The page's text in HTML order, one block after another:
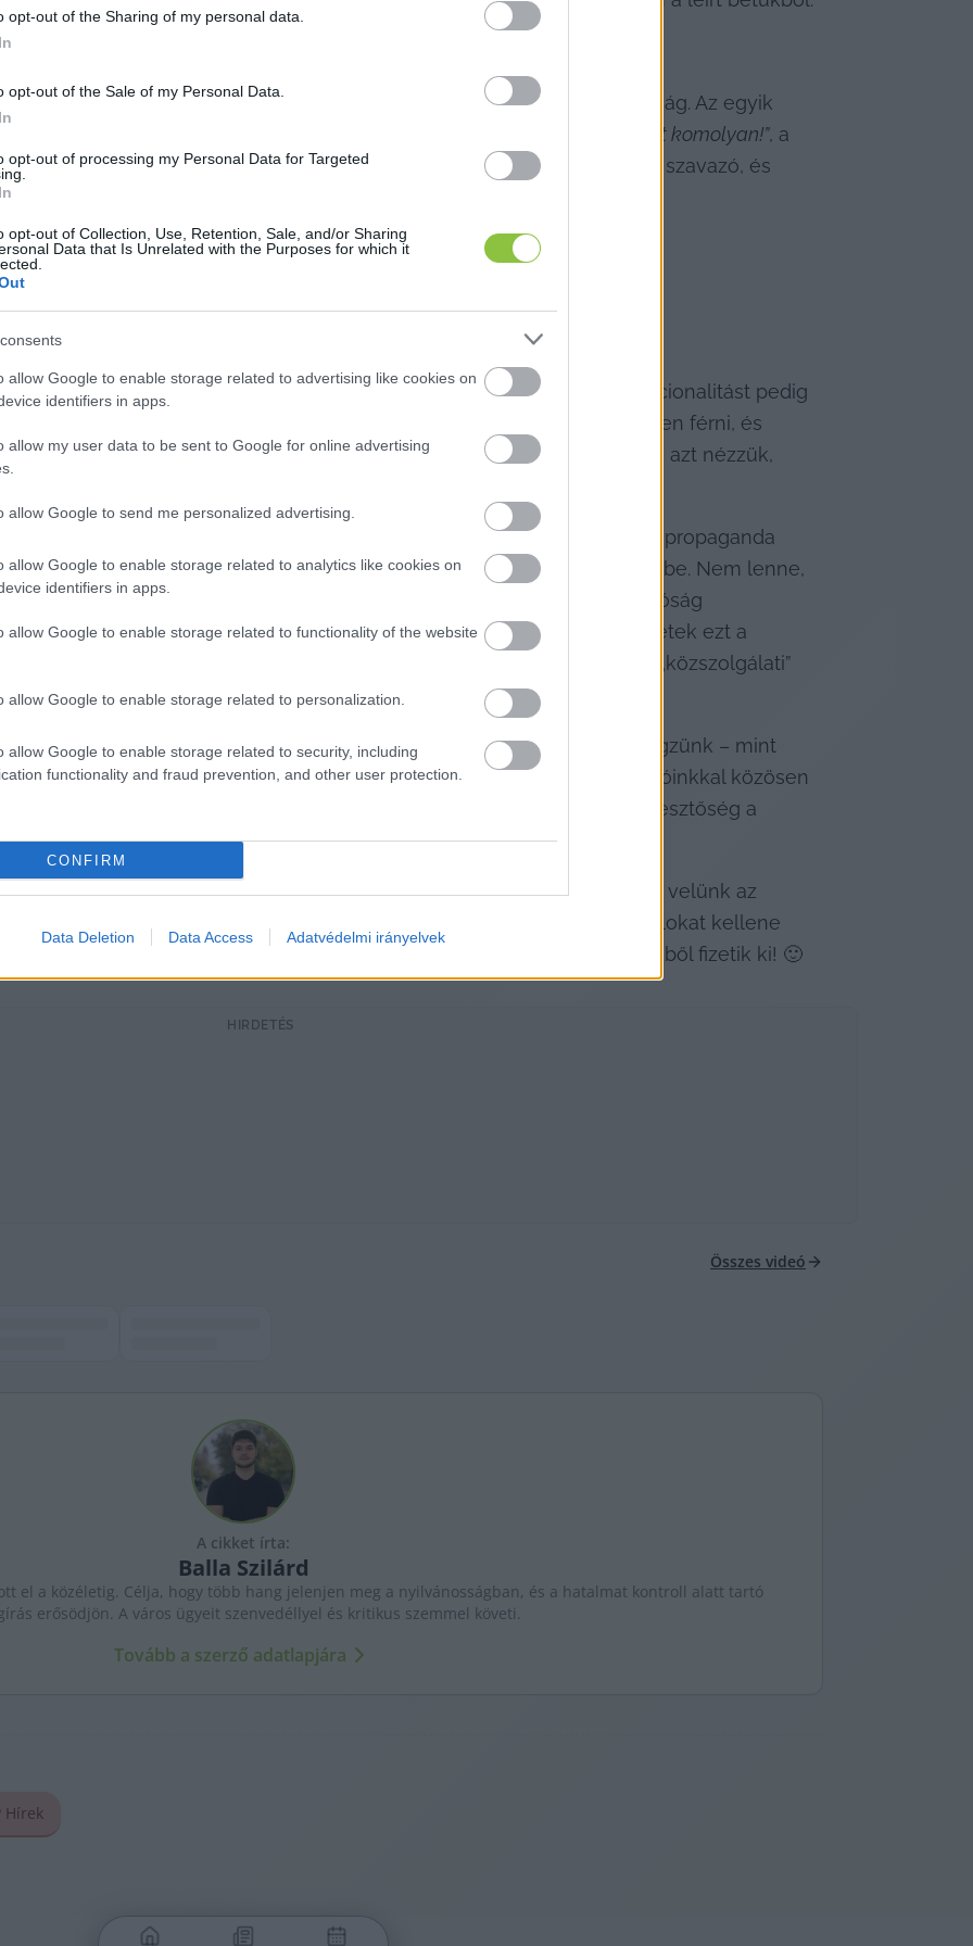
opt-out of the Sharing of my personal data.
opt-out of the Sale of my Personal Data.
opt-out of processing my Personal Data for Targeted
opt-out of Collection, Use, Retention, Sale, and/or Sharing
Data that Is Unrelated with the Purposes for which it
allow Google to enable storage related to advertising like cookies on
identifiers in apps.
allow my user data to be sent to Google for online advertising
allow Google to send me personalized advertising.
allow Google to enable storage related to analytics like cookies on
identifiers in apps.
allow Google to enable storage related to functionality of the website
allow Google to enable storage related to personalization.
allow Google to enable storage related to security, including
functionality and fraud prevention, and other user protection.
CONFIRM
Data Deletion Data Access Adatvédelmi irányelvek
lettek tolva, hogy tényleg két igazságra szakadt a nyilvánosság. Az egyik
volt, vége! MP most már tényleg megbukott, eldőlt a választás, de most komolyan!”, a
szerint kétharmados Tisza-kormány jöhet”
. Majd ott áll a bizonytalan szavazó, és
kedvez ennél jobban, hiszen a tényeket felváltják az érzelmek, a racionalitást pedig
törekszünk, hogy a közérdekű információkhoz mindig hozzá lehessen férni, és
Nem nézzük azt, hogy melyik politikai erőnek mi az érdeke: mi mindig azt nézzük,
ha nem lenne szabad sajtó. Azt kellene néznünk, hogy a kormánypropaganda
lenne ennyire nyilvánvaló, ugyanis az igazságról senki sem számolna be. Nem lenne,
az uralkodó párt narratívája. Azt hittem, hogy az alternatív valóság
a hatalomnak, de tévedtem. A legjobb teszt, hogy a bőrötökön érezzétek ezt a
bekapcsoljátok az RTL híradóját, rögtön utána pedig megnézitek a „közszolgálati”
forrása, ha az olvasóink fizetnek azért a munkáért, amit elvégzünk – mint
Az előfizetői/támogatói rendszer végleges kialakítását az olvasóinkkal közösen
hozzájárulhatsz a KecsUP működéséhez, ahhoz, hogy a szerkesztőség a
tájékoztatást!
Kecskeméten is felül kell kerekedniük az érzelmeken, kérlek, tarts velünk az
akarok fenyegetni, de ha mi nem lennénk, többek között olyan portálokat kellene
sértik meg a választási törvényt, majd a büntetést is a Te pénzedből fizetik ki! 🙂
HIRDETÉS
Összes videó
A cikket írta:
Balla Szilárd
el a közéletig. Célja, hogy több hang jelenjen meg a nyilvánosságban, és a hatalmat kontroll alatt tartó
erősödjön. A város ügyeit szenvedéllyel és kritikus szemmel követi.
Tovább a szerző adatlapjára
Hírek